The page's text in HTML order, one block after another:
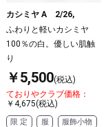
カシミヤ A 2/26,
ふわりと軽いカシミヤ
100％の白。優しい肌触
り
￥5,500(税込)
ておりやクラブ価格：
￥4,675(税込)
限 定 服 服飾小物